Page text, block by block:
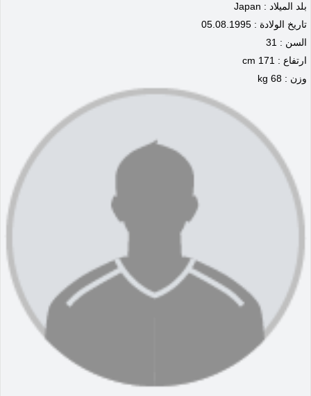
بلد الميلاد : Japan
تاريخ الولادة : 05.08.1995
السن : 31
ارتفاع : 171 cm
وزن : 68 kg